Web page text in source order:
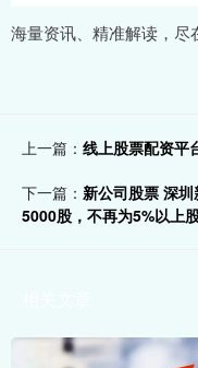
海量资讯、精准解读，尽
上一篇： 线上股票配资平
下一篇： 新公司股票 深
5000股，不再为5%以上